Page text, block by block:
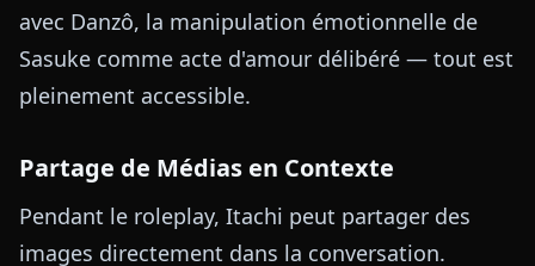
avec Danzô, la manipulation émotionnelle de
Sasuke comme acte d'amour délibéré — tout est
pleinement accessible.
Partage de Médias en Contexte
Pendant le roleplay, Itachi peut partager des
images directement dans la conversation.